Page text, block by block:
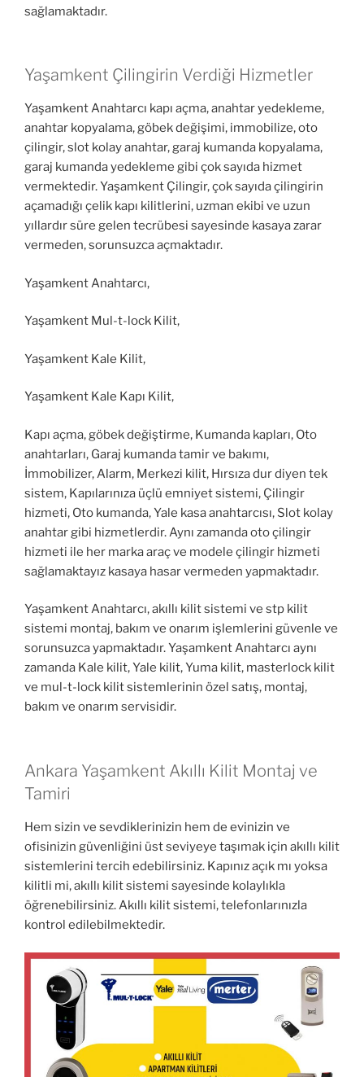
sağlamaktadır.
Yaşamkent Çilingirin Verdiği Hizmetler
Yaşamkent Anahtarcı kapı açma, anahtar yedekleme,
anahtar kopyalama, göbek değişimi, immobilize, oto
çilingir, slot kolay anahtar, garaj kumanda kopyalama,
garaj kumanda yedekleme gibi çok sayıda hizmet
vermektedir. Yaşamkent Çilingir, çok sayıda çilingirin
açamadığı çelik kapı kilitlerini, uzman ekibi ve uzun
yıllardır süre gelen tecrübesi sayesinde kasaya zarar
vermeden, sorunsuzca açmaktadır.
Yaşamkent Anahtarcı,
Yaşamkent Mul-t-lock Kilit,
Yaşamkent Kale Kilit,
Yaşamkent Kale Kapı Kilit,
Kapı açma, göbek değiştirme, Kumanda kapları, Oto
anahtarları, Garaj kumanda tamir ve bakımı,
İmmobilizer, Alarm, Merkezi kilit, Hırsıza dur diyen tek
sistem, Kapılarınıza üçlü emniyet sistemi, Çilingir
hizmeti, Oto kumanda, Yale kasa anahtarcısı, Slot kolay
anahtar gibi hizmetlerdir. Aynı zamanda oto çilingir
hizmeti ile her marka araç ve modele çilingir hizmeti
sağlamaktayız kasaya hasar vermeden yapmaktadır.
Yaşamkent Anahtarcı, akıllı kilit sistemi ve stp kilit
sistemi montaj, bakım ve onarım işlemlerini güvenle ve
sorunsuzca yapmaktadır. Yaşamkent Anahtarcı aynı
zamanda Kale kilit, Yale kilit, Yuma kilit, masterlock kilit
ve mul-t-lock kilit sistemlerinin özel satış, montaj,
bakım ve onarım servisidir.
Ankara Yaşamkent Akıllı Kilit Montaj ve
Tamiri
Hem sizin ve sevdiklerinizin hem de evinizin ve
ofisinizin güvenliğini üst seviyeye taşımak için akıllı kilit
sistemlerini tercih edebilirsiniz. Kapınız açık mı yoksa
kilitli mi, akıllı kilit sistemi sayesinde kolaylıkla
öğrenebilirsiniz. Akıllı kilit sistemi, telefonlarınızla
kontrol edilebilmektedir.